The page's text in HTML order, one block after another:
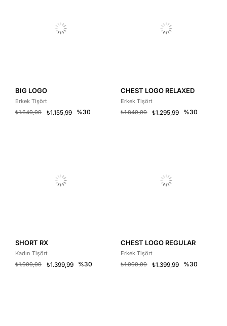
BIG LOGO
Erkek Tişört
₺1.155,99
₺1.649,99 %30
CHEST LOGO RELAXED
Erkek Tişört
₺1.295,99
₺1.849,99 %30
SHORT RX
Kadın Tişört
₺1.399,99
₺1.999,99 %30
CHEST LOGO REGULAR
Erkek Tişört
₺1.399,99
₺1.999,99 %30